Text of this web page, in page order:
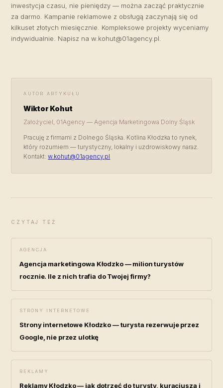
inwestycja czasu, nie pieniędzy — można zacząć praktycznie
za darmo. Kampanie reklamowe z obsługą zaczynają się od
kilkuset złotych miesięcznie. Kompleksowe projekty wyceniamy
indywidualnie. Napisz naw.kohut@01agency.pl.
AUTOR ARTYKUŁU
Wiktor Kohut
Założyciel, 01Agency — Agencja Marketingowa Dolny Śląsk
Pracuję z firmami z Dolnego Śląska. Kotlina Kłodzka to rynek,
który rozumiem — turystyczny, lokalny i uzdrowiskowy naraz.
Kontakt:w.kohut@01agency.pl
CZYTAJ TEŻ
AGENCJA
Agencja marketingowa Kłodzko — milion turystów
rocznie. Ile z nich trafia do Twojej firmy?
STRONY INTERNETOWE
Strony internetowe Kłodzko — turysta rezerwuje przez
Google, nie przez ulotkę
REKLAMY
Reklamy Kłodzko — jak dotrzeć do turysty, kuracjusza i